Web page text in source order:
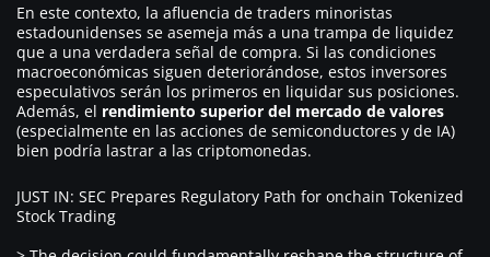
En este contexto, la afluencia de traders minoristas
estadounidenses se asemeja más a una trampa de liquidez
que a una verdadera señal de compra. Si las condiciones
macroeconómicas siguen deteriorándose, estos inversores
especulativos serán los primeros en liquidar sus posiciones.
Además, el rendimiento superior del mercado de valores
(especialmente en las acciones de semiconductores y de IA)
bien podría lastrar a las criptomonedas.
JUST IN: SEC Prepares Regulatory Path for onchain Tokenized
Stock Trading